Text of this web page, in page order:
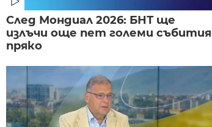
След Мондиал 2026: БНТ ще
излъчи още пет големи събития
пряко